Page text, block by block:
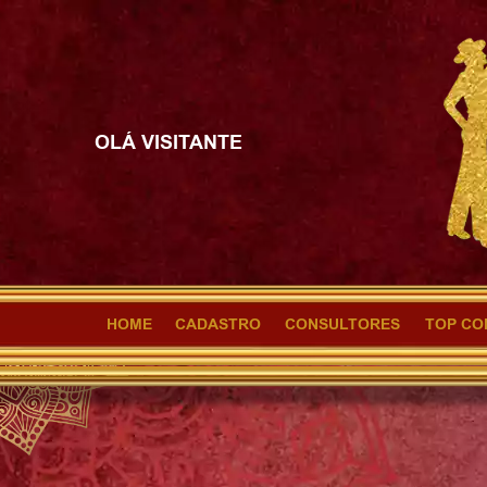
OLÁ VISITANTE
HOME CADASTRO CONSULTORES TOP